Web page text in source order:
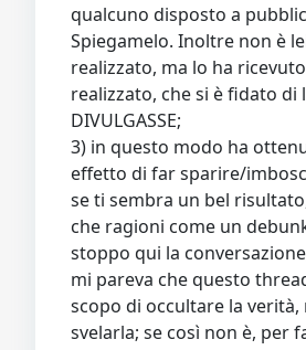
qualcuno disposto a
Spiegamelo. Inoltre non è
realizzato, ma lo ha
realizzato, che si è fidato di
DIVULGASSE;
3) in questo modo ha
effetto di far sparire/
se ti sembra un bel
che ragioni come un
stoppo qui la
mi pareva che questo
scopo di occultare la verità,
svelarla; se così non è, per